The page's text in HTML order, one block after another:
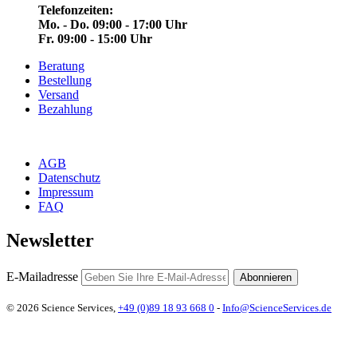
Telefonzeiten:
Mo. - Do. 09:00 - 17:00 Uhr
Fr. 09:00 - 15:00 Uhr
Beratung
Bestellung
Versand
Bezahlung
AGB
Datenschutz
Impressum
FAQ
Newsletter
E-Mailadresse Abonnieren
© 2026 Science Services, +49 (0)89 18 93 668 0 - Info@ScienceServices.de